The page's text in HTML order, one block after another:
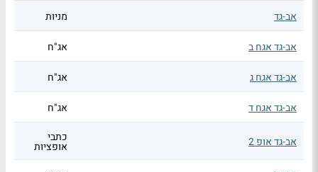
אב-גד מניות
אב-גד אגח ב אג"ח
אב-גד אגח ג אג"ח
אב-גד אגח ד אג"ח
אב-גד אופ 2 כתבי
אופציות